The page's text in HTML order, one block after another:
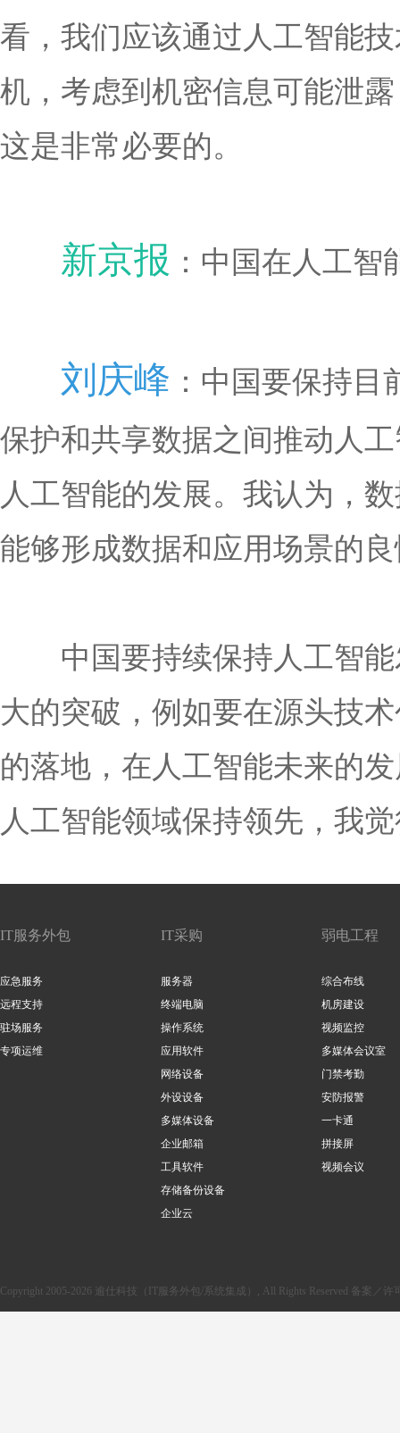
看，我们应该通过人工智能
机，考虑到机密信息可能泄
这是非常必要的。
新京报 ：中国在人工
刘庆峰 ：中国要保持
保护和共享数据之间推动人
人工智能的发展。我认为，
能够形成数据和应用场景的
中国要持续保持人工智能
大的突破，例如要在源头技
的落地，在人工智能未来的
人工智能领域保持领先，我
IT服务外包
应急服务
远程支持
驻场服务
专项运维
IT采购
服务器
终端电脑
操作系统
应用软件
网络设备
外设设备
多媒体设备
企业邮箱
工具软件
存储备份设备
企业云
弱电工程
综合布线
机房建设
视频监控
多媒体会议室
门禁考勤
安防报警
一卡通
拼接屏
视频会议
Copyright 2005-2026 逾仕科技（IT服务外包/系统集成）, All Rights Reserved 备案／